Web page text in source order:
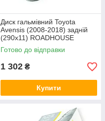
Диск гальмівний Toyota
Avensis (2008-2018) задній
(290x11) ROADHOUSE
Готово до відправки
1 302 ₴
Купити